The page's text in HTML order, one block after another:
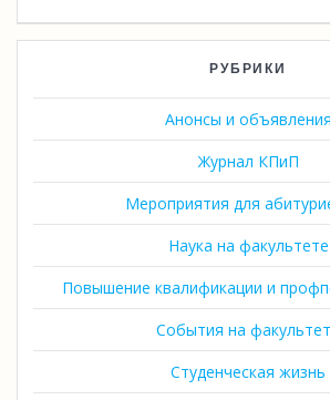
РУБРИКИ
Анонсы и объявления
Журнал КПиП
Мероприятия для
Наука на факультете
Повышение квалификации и
События на
Студенческая жизнь